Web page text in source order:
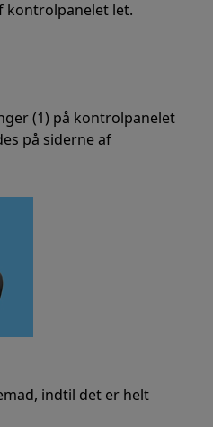
kontrolpanelet let.
(1) på kontrolpanelet
på siderne af
indtil det er helt